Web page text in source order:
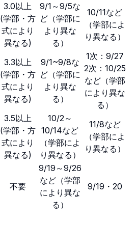
3.0以上
(学部・方
式により
異なる)
9/1～9/5な
ど（学部に
より異な
る）
10/11など
（学部によ
り異なる）
3.3以上
(学部・方
式により
異なる)
9/1~9/8な
ど（学部に
より異な
る）
1次：9/27
2次：10/25
など（学部
により異な
る）
3.5以上
(学部・方
式により
異なる)
10/2～
10/14など
（学部によ
り異なる）
11/8など
（学部によ
り異なる）
不要
9/19～9/26
など（学部
により異な
る）
9/19・20